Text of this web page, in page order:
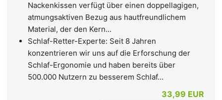
Nackenkissen verfügt über einen doppellagigen,
atmungsaktiven Bezug aus hautfreundlichem
Material, der den Kern...
Schlaf-Retter-Experte: Seit 8 Jahren
konzentrieren wir uns auf die Erforschung der
Schlaf-Ergonomie und haben bereits über
500.000 Nutzern zu besserem Schlaf...
33,99 EUR